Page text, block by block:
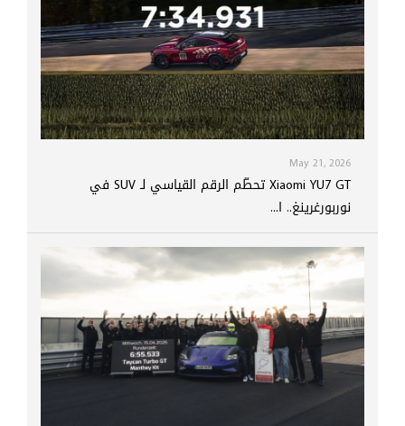
May 21, 2026
Xiaomi YU7 GT تحطّم الرقم القياسي لـ SUV في
نوربورغرينغ.. ا...